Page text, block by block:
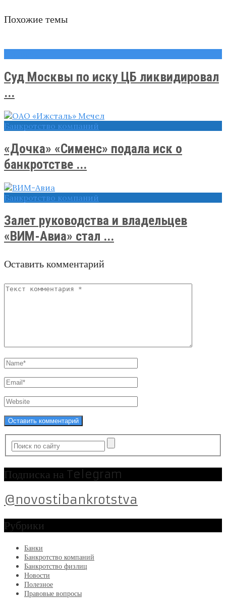
Похожие темы
Суд Москвы по иску ЦБ ликвидировал
...
Банкротство компаний
«Дочка» «Сименс» подала иск о
банкротстве ...
Банкротство компаний
Залет руководства и владельцев
«ВИМ-Авиа» стал ...
Оставить комментарий
Подписка на Telegram
@novostibankrotstva
Рубрики
Банки
Банкротство компаний
Банкротство физлиц
Новости
Полезное
Правовые вопросы